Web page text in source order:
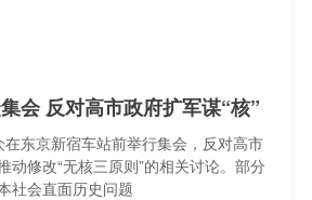
会 反对高市政府扩军谋“核”
东京新宿车站前举行集会，反对高市
动修改“无核三原则”的相关讨论。部分
社会直面历史问题